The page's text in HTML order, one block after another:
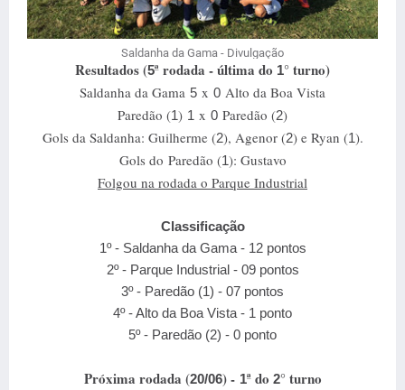
Saldanha da Gama - Divulgação
Resultados (5ª rodada - última do 1° turno)
Saldanha da Gama 5 x 0 Alto da Boa Vista
Paredão (1) 1 x 0 Paredão (2)
Gols da Saldanha: Guilherme (2), Agenor (2) e Ryan (1).
Gols do Paredão (1): Gustavo
Folgou na rodada o Parque Industrial
Classificação
1º - Saldanha da Gama - 12 pontos
2º - Parque Industrial - 09 pontos
3º - Paredão (1) - 07 pontos
4º - Alto da Boa Vista - 1 ponto
5º - Paredão (2) - 0 ponto
Próxima rodada (20/06) - 1ª do 2° turno